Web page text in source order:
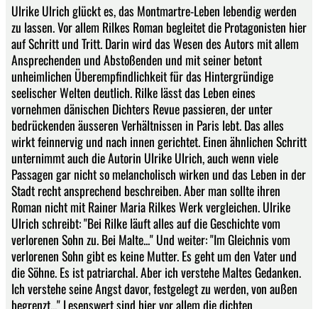
Ulrike Ulrich glückt es, das Montmartre-Leben lebendig werden
zu lassen. Vor allem Rilkes Roman begleitet die Protagonisten hier
auf Schritt und Tritt. Darin wird das Wesen des Autors mit allem
Ansprechenden und Abstoßenden und mit seiner betont
unheimlichen Überempfindlichkeit für das Hintergründige
seelischer Welten deutlich. Rilke lässt das Leben eines
vornehmen dänischen Dichters Revue passieren, der unter
bedrückenden äusseren Verhältnissen in Paris lebt. Das alles
wirkt feinnervig und nach innen gerichtet. Einen ähnlichen Schritt
unternimmt auch die Autorin Ulrike Ulrich, auch wenn viele
Passagen gar nicht so melancholisch wirken und das Leben in der
Stadt recht ansprechend beschreiben. Aber man sollte ihren
Roman nicht mit Rainer Maria Rilkes Werk vergleichen. Ulrike
Ulrich schreibt: "Bei Rilke läuft alles auf die Geschichte vom
verlorenen Sohn zu. Bei Malte..." Und weiter: "Im Gleichnis vom
verlorenen Sohn gibt es keine Mutter. Es geht um den Vater und
die Söhne. Es ist patriarchal. Aber ich verstehe Maltes Gedanken.
Ich verstehe seine Angst davor, festgelegt zu werden, von außen
begrenzt..." Lesenswert sind hier vor allem die dichten